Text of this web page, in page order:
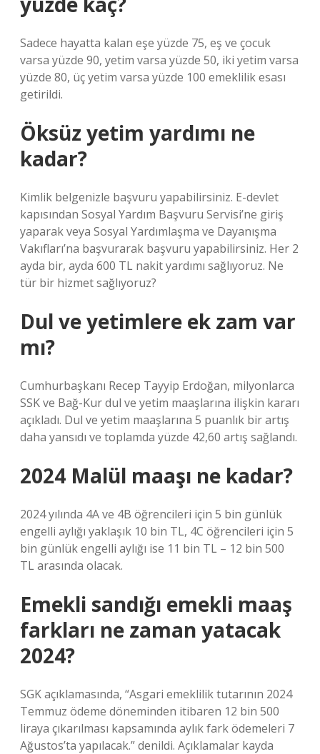
Sadece hayatta kalan eşe yüzde 75, eş ve çocuk
varsa yüzde 90, yetim varsa yüzde 50, iki yetim varsa
yüzde 80, üç yetim varsa yüzde 100 emeklilik esası
getirildi.
Öksüz yetim yardımı ne
kadar?
Kimlik belgenizle başvuru yapabilirsiniz. E-devlet
kapısından Sosyal Yardım Başvuru Servisi’ne giriş
yaparak veya Sosyal Yardımlaşma ve Dayanışma
Vakıfları’na başvurarak başvuru yapabilirsiniz. Her 2
ayda bir, ayda 600 TL nakit yardımı sağlıyoruz. Ne
tür bir hizmet sağlıyoruz?
Dul ve yetimlere ek zam var
mı?
Cumhurbaşkanı Recep Tayyip Erdoğan, milyonlarca
SSK ve Bağ-Kur dul ve yetim maaşlarına ilişkin kararı
açıkladı. Dul ve yetim maaşlarına 5 puanlık bir artış
daha yansıdı ve toplamda yüzde 42,60 artış sağlandı.
2024 Malül maaşı ne kadar?
2024 yılında 4A ve 4B öğrencileri için 5 bin günlük
engelli aylığı yaklaşık 10 bin TL, 4C öğrencileri için 5
bin günlük engelli aylığı ise 11 bin TL – 12 bin 500
TL arasında olacak.
Emekli sandığı emekli maaş
farkları ne zaman yatacak
2024?
SGK açıklamasında, “Asgari emeklilik tutarının 2024
Temmuz ödeme döneminden itibaren 12 bin 500
liraya çıkarılması kapsamında aylık fark ödemeleri 7
Ağustos’ta yapılacak.” denildi. Açıklamalar kayda